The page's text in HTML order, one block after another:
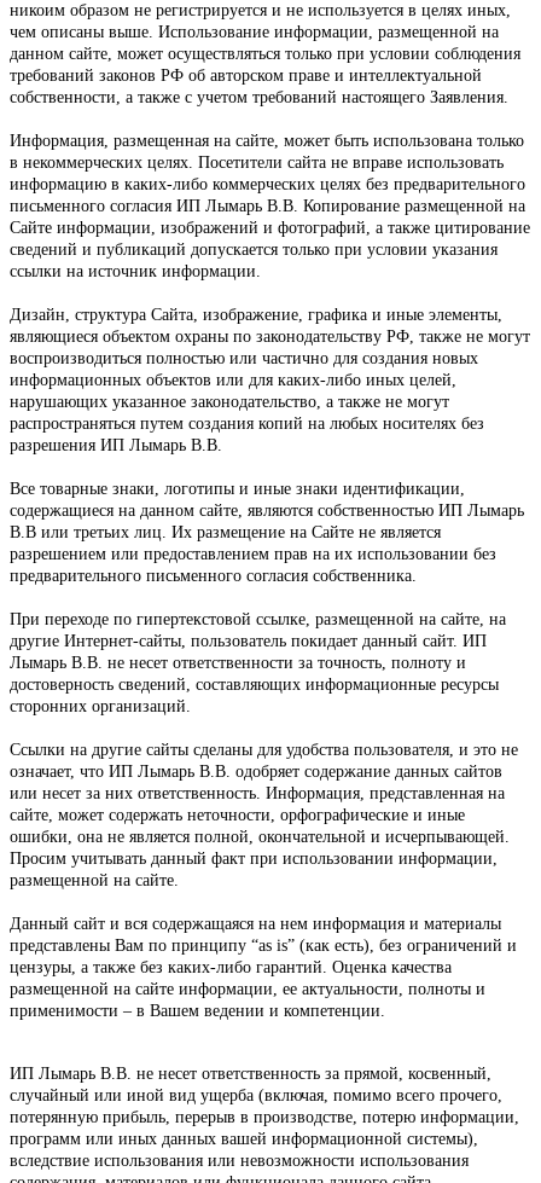
никоим образом не регистрируется и не используется в целях иных,
чем описаны выше. Использование информации, размещенной на
данном сайте, может осуществляться только при условии соблюдения
требований законов РФ об авторском праве и интеллектуальной
собственности, а также с учетом требований настоящего Заявления.
Информация, размещенная на сайте, может быть использована только
в некоммерческих целях. Посетители сайта не вправе использовать
информацию в каких-либо коммерческих целях без предварительного
письменного согласия ИП Лымарь В.В. Копирование размещенной на
Сайте информации, изображений и фотографий, а также цитирование
сведений и публикаций допускается только при условии указания
ссылки на источник информации.
Дизайн, структура Сайта, изображение, графика и иные элементы,
являющиеся объектом охраны по законодательству РФ, также не могут
воспроизводиться полностью или частично для создания новых
информационных объектов или для каких-либо иных целей,
нарушающих указанное законодательство, а также не могут
распространяться путем создания копий на любых носителях без
разрешения ИП Лымарь В.В.
Все товарные знаки, логотипы и иные знаки идентификации,
содержащиеся на данном сайте, являются собственностью ИП Лымарь
В.В или третьих лиц. Их размещение на Сайте не является
разрешением или предоставлением прав на их использовании без
предварительного письменного согласия собственника.
При переходе по гипертекстовой ссылке, размещенной на сайте, на
другие Интернет-сайты, пользователь покидает данный сайт. ИП
Лымарь В.В. не несет ответственности за точность, полноту и
достоверность сведений, составляющих информационные ресурсы
сторонних организаций.
Ссылки на другие сайты сделаны для удобства пользователя, и это не
означает, что ИП Лымарь В.В. одобряет содержание данных сайтов
или несет за них ответственность. Информация, представленная на
сайте, может содержать неточности, орфографические и иные
ошибки, она не является полной, окончательной и исчерпывающей.
Просим учитывать данный факт при использовании информации,
размещенной на сайте.
Данный сайт и вся содержащаяся на нем информация и материалы
представлены Вам по принципу “as is” (как есть), без ограничений и
цензуры, а также без каких-либо гарантий. Оценка качества
размещенной на сайте информации, ее актуальности, полноты и
применимости – в Вашем ведении и компетенции.
ИП Лымарь В.В. не несет ответственность за прямой, косвенный,
случайный или иной вид ущерба (включая, помимо всего прочего,
потерянную прибыль, перерыв в производстве, потерю информации,
программ или иных данных вашей информационной системы),
вследствие использования или невозможности использования